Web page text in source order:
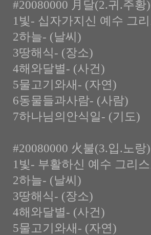
#20080000 月달(2.귀.주황
1빛- 십자가지신 예수 그
2하늘- (날씨)
3땅해식- (장소)
4해와달별- (사건)
5물고기와새- (자연)
6동물들과사람- (사람)
7하나님의안식일- (기도)
#20080000 火불(3.입.노랑
1빛- 부활하신 예수 그리
2하늘- (날씨)
3땅해식- (장소)
4해와달별- (사건)
5물고기와새- (자연)